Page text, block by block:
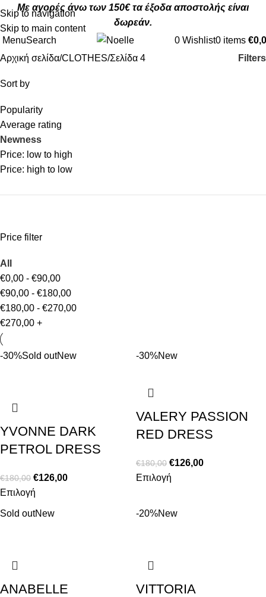
Skip to navigation
Skip to main content
Με αγορές άνω των 150€ τα έξοδα αποστολής είναι
δωρεάν.
MenuSearch 0 Wishlist0 items €
Αρχική σελίδα CLOTHES Σελίδα 4 Filters
Sort by
Popularity
Average rating
Newness
Price: low to high
Price: high to low
Price filter
All
€0,00 - €90,00
€90,00 - €180,00
€180,00 - €270,00
€270,00 +
-30%Sold outNew
YVONNE DARK
PETROL DRESS
€180,00 €126,00
Επιλογή
-30%New
VALERY PASSION
RED DRESS
€180,00 €126,00
Επιλογή
Sold outNew
ANABELLE
-20%New
VITTORIA